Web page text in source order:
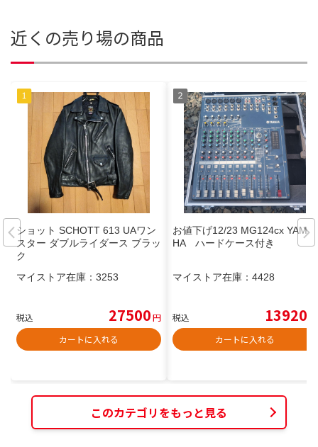
近くの売り場の商品
ショット SCHOTT 613 UAワン
スター ダブルライダース ブラッ
ク
マイストア在庫： 3253
税込 27500円
カートに入れる
お値下げ12/23 MG124cx YAMA
HA ハードケース付き
マイストア在庫： 4428
税込 13920
カートに入れる
このカテゴリをもっと見る